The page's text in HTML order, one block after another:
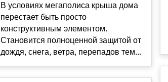
В условиях мегаполиса крыша дома
перестает быть просто
конструктивным элементом.
Становится полноценной защитой от
дождя, снега, ветра, перепадов тем...